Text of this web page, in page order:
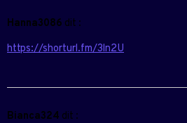
Hanna3086 dit :
https://shorturl.fm/3ln2U
Bianca324 dit :